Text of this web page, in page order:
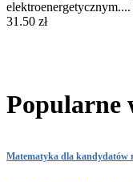
elektroenergetycznym....
31.50 zł
Popularne
Matematyka dla kandydatów